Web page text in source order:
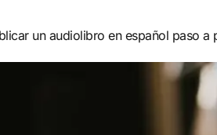
un audiolibro en español paso a